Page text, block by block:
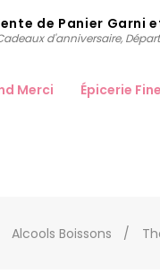
de Panier Garni
d'anniversaire,
Merci Épicerie Fine
Alcools Boissons